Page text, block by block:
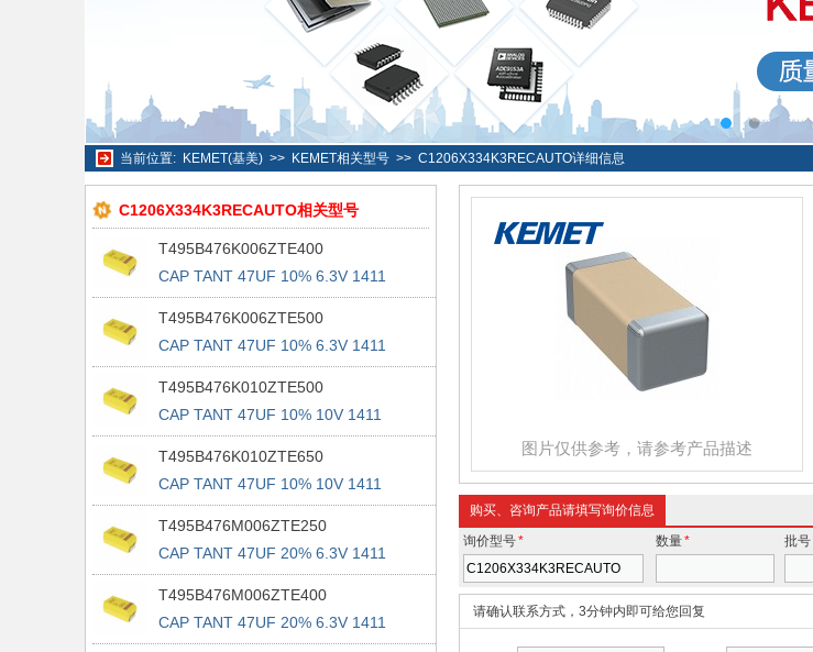
当前位置: KEMET(基美) >> KEMET相关型号 >> C1206X334K3RECAUTO详细信息
C1206X334K3RECAUTO相关型号
T495B476K006ZTE400
CAP TANT 47UF 10% 6.3V 1411
T495B476K006ZTE500
CAP TANT 47UF 10% 6.3V 1411
T495B476K010ZTE500
CAP TANT 47UF 10% 10V 1411
T495B476K010ZTE650
CAP TANT 47UF 10% 10V 1411
T495B476M006ZTE250
CAP TANT 47UF 20% 6.3V 1411
T495B476M006ZTE400
CAP TANT 47UF 20% 6.3V 1411
图片仅供参考，请参考产品描述
购买、咨询产品请填写询价信息
询价型号* 数量* 批号
请确认联系方式，3分钟内即可给您回复